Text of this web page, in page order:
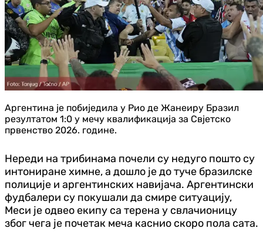
Аргентина је побиједила у Рио де Жанеиру Бразил
резултатом 1:0 у мечу квалификација за Свјетско
првенство 2026. године.
Нереди на трибинама почели су недуго пошто су
интониране химне, а дошло је до туче бразилске
полиције и аргентинских навијача. Аргентински
фудбалери су покушали да смире ситуацију,
Меси је одвео екипу са терена у свлачионицу
због чега је почетак меча каснио скоро пола сата.